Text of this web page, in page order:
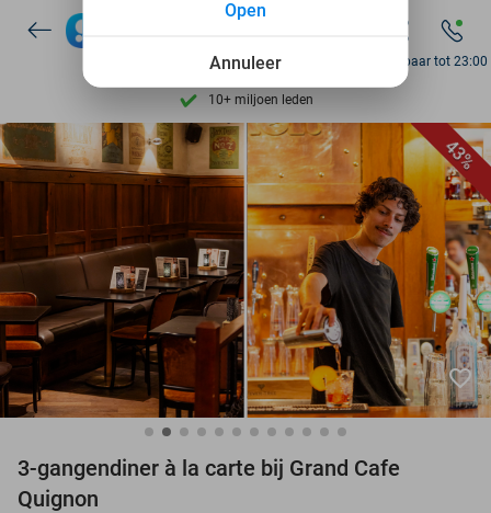
Ontdek 15.000+ deals
7 dagen per week beschikbaar
10+ miljoen leden
9,4 op basis van205.791 reviews
Ontdek 15.000+ deals
7 dagen per week beschikbaar
10+ miljoen leden
Bereikbaar tot 23:00
43%
favorite_border
3-gangendiner à la carte bij Grand Cafe
Quignon
Annuleer
Open